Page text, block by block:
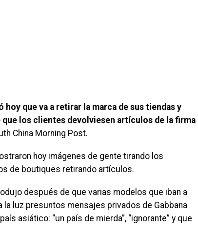
hoy que va a retirar la marca de sus tiendas y
que los clientes devolviesen artículos de la firma
China Morning Post.
hoy imágenes de gente tirando los
de boutiques retirando artículos.
después de que varias modelos que iban a
luz presuntos mensajes privados de Gabbana
asiático: “un país de mierda”, “ignorante” y que